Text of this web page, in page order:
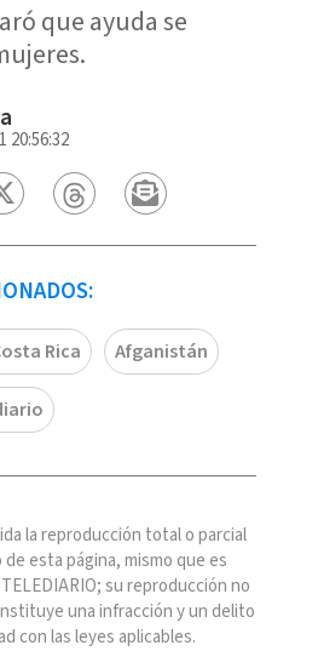
que ayuda se
20:56:32
Rica Afganistán
la reproducción total o parcial
esta página, mismo que es
su reproducción no
una infracción y un delito
con las leyes aplicables.